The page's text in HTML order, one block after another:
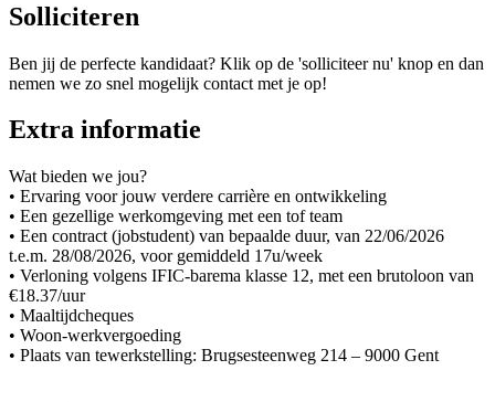
Solliciteren
Ben jij de perfecte kandidaat? Klik op de 'solliciteer nu' knop en dan
nemen we zo snel mogelijk contact met je op!
Extra informatie
Wat bieden we jou?
• Ervaring voor jouw verdere carrière en ontwikkeling
• Een gezellige werkomgeving met een tof team
• Een contract (jobstudent) van bepaalde duur, van 22/06/2026
t.e.m. 28/08/2026, voor gemiddeld 17u/week
• Verloning volgens IFIC-barema klasse 12, met een brutoloon van
€18.37/uur
• Maaltijdcheques
• Woon-werkvergoeding
• Plaats van tewerkstelling: Brugsesteenweg 214 – 9000 Gent